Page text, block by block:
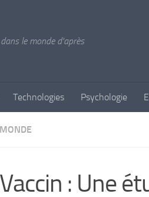
le monde d'après
Technologies Psychologie
MONDE
Vaccin : Une